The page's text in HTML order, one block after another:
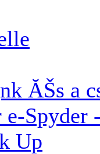
ĂŠs a
Spyder
Up